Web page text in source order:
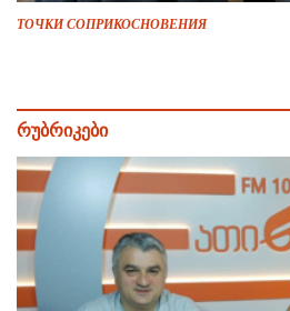
ТОЧКИ СОПРИКОСНОВЕНИЯ
რუბრიკები